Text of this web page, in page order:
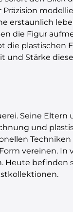
erstaunlich
die Figur
die plastischen
und Stärke
Seine
und
Techniken
vereinen. In
Heute befinden